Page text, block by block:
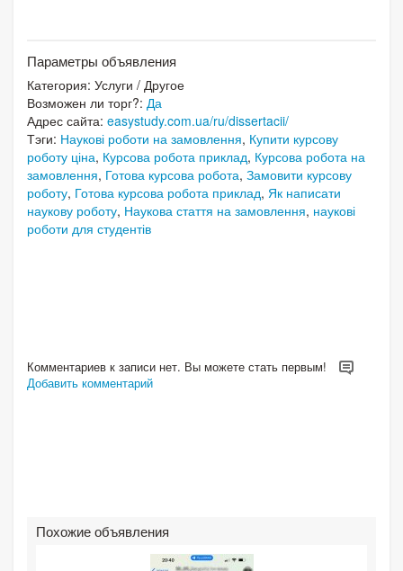
Параметры объявления
Категория: Услуги / Другое
Возможен ли торг?: Да
Адрес сайта: easystudy.com.ua/ru/dissertacii/
Тэги: Наукові роботи на замовлення, Купити курсову
роботу ціна, Курсова робота приклад, Курсова робота на
замовлення, Готова курсова робота, Замовити курсову
роботу, Готова курсова робота приклад, Як написати
наукову роботу, Наукова стаття на замовлення, наукові
роботи для студентів
Комментариев к записи нет. Вы можете стать первым!
Добавить комментарий
Похожие объявления